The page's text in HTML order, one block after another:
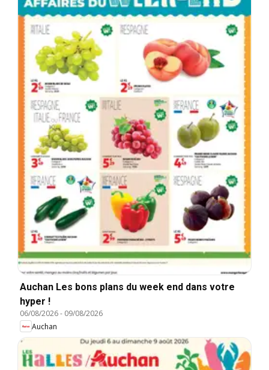
Auchan Les bons plans du week end dans votre
hyper !
06/08/2026- 09/08/2026
Auchan